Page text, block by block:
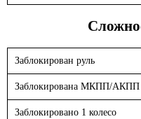
Заблокирован руль
Заблокирована МКПП/АКПП
Заблокировано 1 колесо